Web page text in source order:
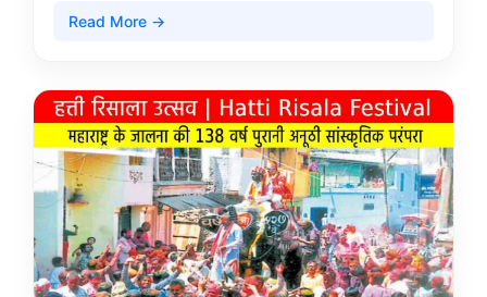
Read More →